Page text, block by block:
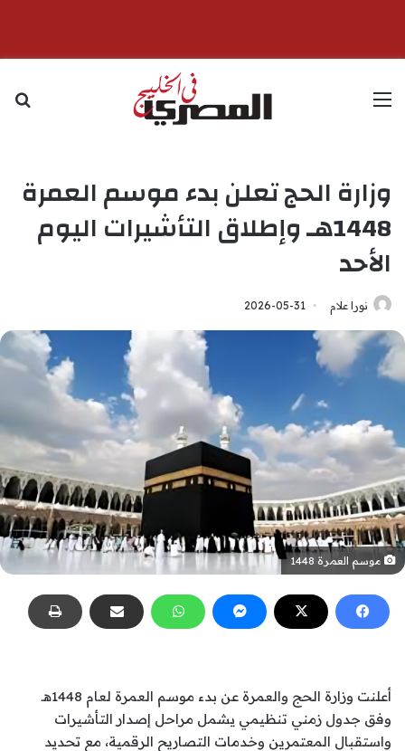
القائمة
وزارة الحج تعلن بدء موسم العمرة
1448هـ وإطلاق التأشيرات اليوم
الأحد
نورا علام 2026-05-31
موسم العمرة 1448
أعلنت وزارة الحج والعمرة عن بدء موسم العمرة لعام 1448هـ
وفق جدول زمني تنظيمي يشمل مراحل إصدار التأشيرات
واستقبال المعتمرين وخدمات التصاريح الرقمية، مع تحديد